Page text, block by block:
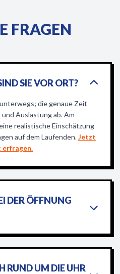
FRAGEN
SIE VOR ORT?
die genaue Zeit
Auslastung ab. Am
realistische Einschätzung
auf dem Laufenden.Jetzt
erfragen.
DER ÖFFNUNG
RUND UM DIE UHR